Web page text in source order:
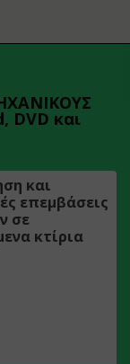
DVD και
και
επεμβάσεις
σε
κτίρια